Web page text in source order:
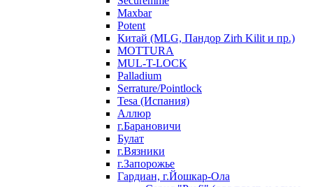
Maxbar
Potent
Китай (MLG, Пандор Zirh Kilit и пр.)
MOTTURA
MUL-T-LOCK
Palladium
Serrature/Pointlock
Tesa (Испания)
Аллюр
г.Барановичи
Булат
г.Вязники
г.Запорожье
Гардиан, г.Йошкар-Ола